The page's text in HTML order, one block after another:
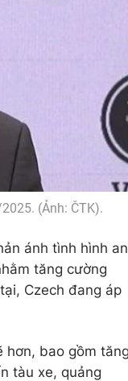
(Ảnh: ČTK).
ánh tình hình an
tăng cường
Czech đang áp
hơn, bao gồm
tàu xe, quảng